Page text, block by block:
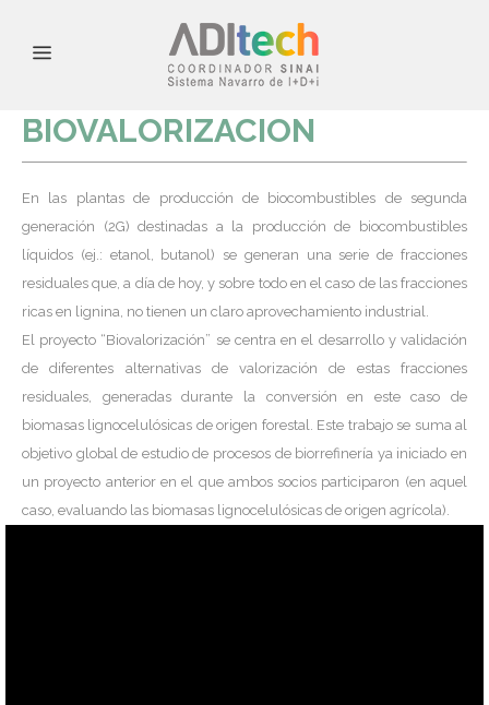
BIOVALORIZACION
En las plantas de producción de biocombustibles de segunda
generación (2G) destinadas a la producción de biocombustibles
líquidos (ej.: etanol, butanol) se generan una serie de fracciones
residuales que, a día de hoy, y sobre todo en el caso de las fracciones
ricas en lignina, no tienen un claro aprovechamiento industrial.
El proyecto “Biovalorización” se centra en el desarrollo y validación
de diferentes alternativas de valorización de estas fracciones
residuales, generadas durante la conversión en este caso de
biomasas lignocelulósicas de origen forestal. Este trabajo se suma al
objetivo global de estudio de procesos de biorrefinería ya iniciado en
un proyecto anterior en el que ambos socios participaron (en aquel
caso, evaluando las biomasas lignocelulósicas de origen agrícola).